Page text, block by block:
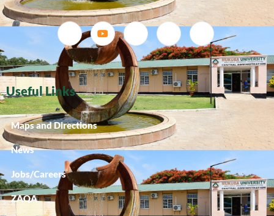
Useful Links
Maps and Directions
News
Jobs/Careers
ZAQA